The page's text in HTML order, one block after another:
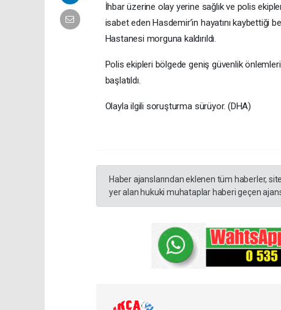
İhbar üzerine olay yerine sağlık ve polis
isabet eden Hasdemir’in hayatını kaybettiği
Hastanesi morguna kaldırıldı.
Polis ekipleri bölgede geniş güvenlik
başlatıldı.
Olayla ilgili soruşturma sürüyor. (DHA)
Haber ajanslarından eklenen tüm haberler,
yer alan hukuki muhataplar haberi geçen